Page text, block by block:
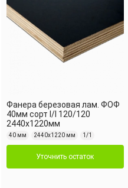
Фанера березовая лам. ФОФ
40мм сорт I/I 120/120
2440х1220мм
40 мм 2440х1220 мм 1/1
Уточнить остаток